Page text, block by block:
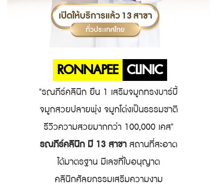
RONNAPEE CLINIC
"รณภีร์คลินิก ยืน 1 เสริมจมูกทรงบาร์บี้
จมูกสวยปลายพุ่ง จมูกโด่งเป็นธรรมชาติ
รีวิวความสวยมากกว่า 100,000 เคส"
รณภีร์คลินิก มี 13 สาขาสถานที่สะอาด
ได้มาตรฐาน มีเลขที่ใบอนุญาต
คลินิกศัลยกรรมเสริมความงาม